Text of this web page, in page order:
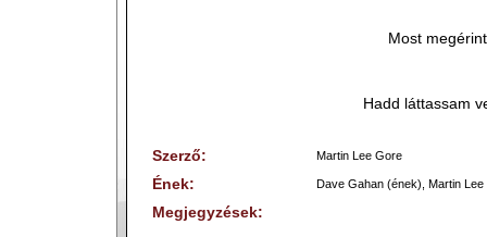
Most
Hadd láttassam
Szerző: Martin Lee Gore
Ének: Dave Gahan (ének), Martin
Megjegyzések: